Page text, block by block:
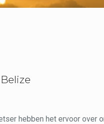
hebben het ervoor over